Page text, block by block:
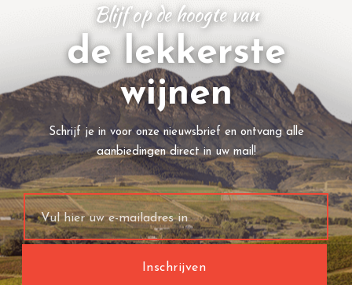
Blijf op de hoogte van
de lekkerste
wijnen
Schrijf je in voor onze nieuwsbrief en ontvang alle
aanbiedingen direct in uw mail!